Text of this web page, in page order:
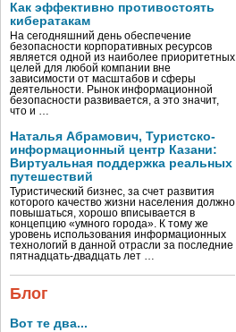
Как эффективно противостоять
кибератакам
На сегодняшний день обеспечение
безопасности корпоративных ресурсов
является одной из наиболее приоритетных
целей для любой компании вне
зависимости от масштабов и сферы
деятельности. Рынок информационной
безопасности развивается, а это значит,
что и …
Наталья Абрамович, Туристско-
информационный центр Казани:
Виртуальная поддержка реальных
путешествий
Туристический бизнес, за счет развития
которого качество жизни населения должно
повышаться, хорошо вписывается в
концепцию «умного города». К тому же
уровень использования информационных
технологий в данной отрасли за последние
пятнадцать-двадцать лет …
Блог
Вот те два...